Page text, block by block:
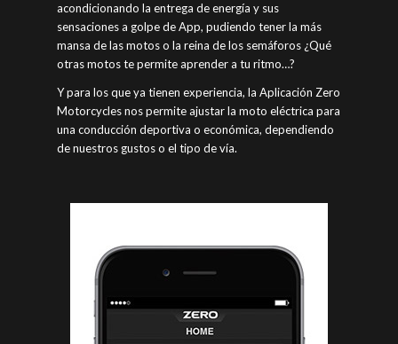
acondicionando la entrega de energía y sus
sensaciones a golpe de App, pudiendo tener la más
mansa de las motos o la reina de los semáforos ¿Qué
otras motos te permite aprender a tu ritmo…?
Y para los que ya tienen experiencia, la Aplicación Zero
Motorcycles nos permite ajustar la moto eléctrica para
una conducción deportiva o económica, dependiendo
de nuestros gustos o el tipo de vía.